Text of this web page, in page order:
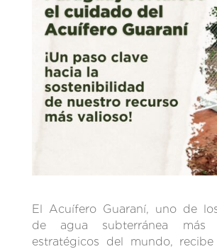
El Acuífero Guaraní, uno de
de agua subterránea más
estratégicos del mundo,